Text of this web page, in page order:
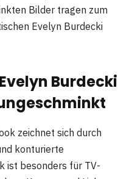
Bilder tragen zum
Evelyn Burdecki
Burdecki
zeichnet sich durch
konturierte
ist besonders für TV-